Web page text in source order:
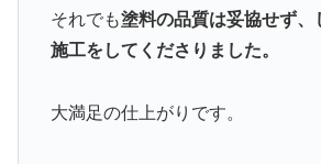
それでも塗料の品質は妥協せず、
施工をしてくださりました。
大満足の仕上がりです。